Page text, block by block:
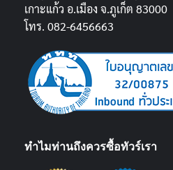
เกาะแก้ว อ.เมือง จ.ภูเก็ต 83000
โทร. 082-6456663
ทำไมท่านถึงควรซื้อทัวร์เรา